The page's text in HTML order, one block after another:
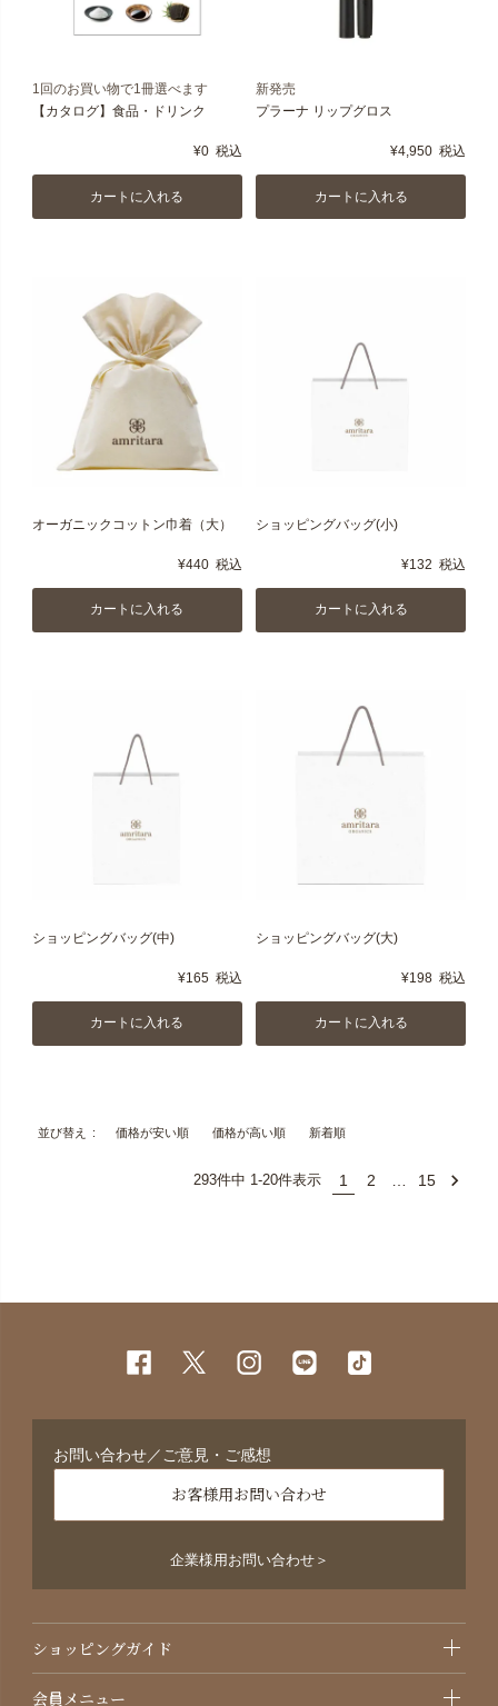
1回のお買い物で1冊選べます
【カタログ】食品・ドリンク
¥0 税込
カートに入れる
新発売
プラーナ リップグロス
¥4,950 税込
カートに入れる
オーガニックコットン巾着（大）
¥440 税込
カートに入れる
ショッピングバッグ(小)
¥132 税込
カートに入れる
ショッピングバッグ(中)
¥165 税込
カートに入れる
ショッピングバッグ(大)
¥198 税込
カートに入れる
並び替え 価格が安い順 価格が高い順 新着順
293件中 1-20件表示 1 2 15
お問い合わせ／ご意見・ご感想
お客様用お問い合わせ
企業様用お問い合わせ＞
ショッピングガイド
会員メニュー